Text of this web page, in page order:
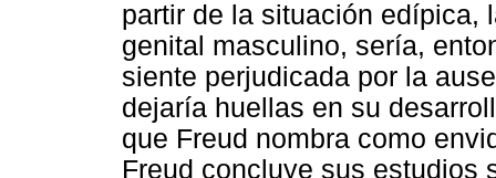
partir de la situación edípica,
genital masculino, sería,
siente perjudicada por la
dejaría huellas en su
que Freud nombra como
Freud concluye sus estudios